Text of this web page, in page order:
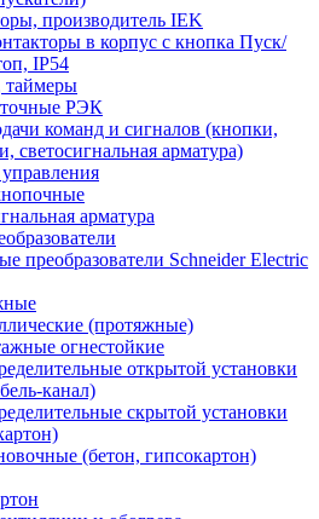
производитель IEK
в корпус с кнопка Пуск/
IP54
таймеры
РЭК
команд и сигналов (кнопки,
светосигнальная арматура)
арматура
преобразователи Schneider Electric
(протяжные)
огнестойкие
открытой установки
канал)
скрытой установки
(бетон, гипсокартон)